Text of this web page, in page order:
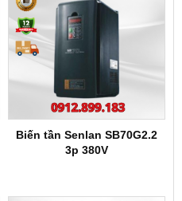
Biến tần Senlan SB70G2.2
3p 380V